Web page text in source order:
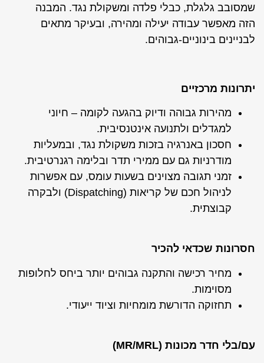
שמסובב גלגלת, כבלי פלדה ומשקולת נגד. המבנה
הזה מאפשר עבודה יעילה ומהירה, ובעיקר מתאים
לבניינים בינוניים-גבוהים.
יתרונות מרכזיים
מהירות גבוהה ודיוק בהגעה לקומה – חיוני
למגדלים ולתנועה אינטנסיבית.
חסכון באנרגיה בזכות משקולת נגד, ובמעליות
מודרניות גם עם ממירי תדר ובלימה רגנרטיבית.
זמני תגובה מצוינים בשעות עומס, עם אפשרות
לניהול חכם של קריאות (Dispatching) ולבקרה
קבוצתית.
חסרונות שכדאי להכיר
מחיר רכישה והתקנה גבוהים יותר ביחס לחלופות
מסוימות.
תחזוקה הדורשת מומחיות וציוד ייעודי.
עם/בלי חדר מכונות (MR/MRL)